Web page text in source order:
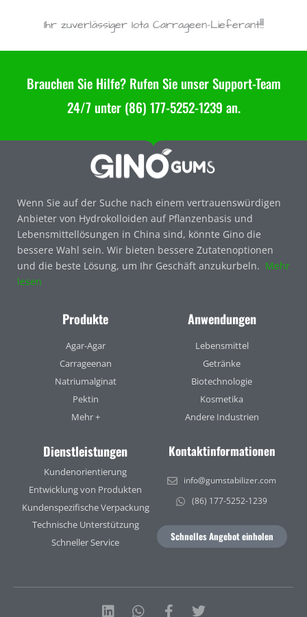
Ihr zuverlässiger Iota Carrageen-Lieferant!!!
Brauchen Sie Hilfe? Rufen Sie unser Support-Team
24/7 unter (86) 177-5252-1239 an.
Wenn Sie auf der Suche nach einem vertrauenswürdigen
Anbieter von Hydrokolloiden auf Pflanzenbasis und
Lebensmittellösungen in China sind, könnte Gino die
bessere Wahl sein. Wir bieten bessere Zutatenoptionen
und die beste Lösung, um Ihr Geschäft anzukurbeln. Mehr
lesen
Produkte
Agar-Agar
Carrageenan
Natriumalginat
Pektin
Mehr +
Anwendungen
Lebensmittel
Getränke
Biotechnologie
Kosmetika
Andere Industrien
Dienstleistungen
Kundenorientierung
Entwicklung von Produkten
Kundenspezifische Verpackung
Technische Unterstützung
Schneller Service
Kontaktinformationen
info@gumstabilizer.com
(86) 177-5252-1239
Schnelles Angebot einholen